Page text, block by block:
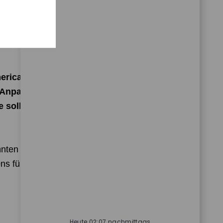
und Beteiligung während der gesamten
unter den Kandidaten.
with Disabilities Act (ADA) sowie
in Bezug auf das
vor dem Interview eingereicht
Punkten einverstanden. Die Nichteinhaltung
führen.